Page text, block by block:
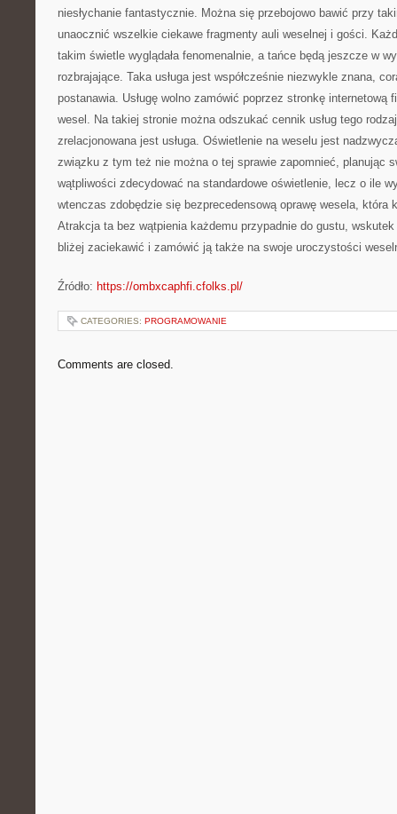
niesłychanie fantastycznie. Można się przebojowo bawić przy
unaocznić wszelkie ciekawe fragmenty auli weselnej i gości.
takim świetle wyglądała fenomenalnie, a tańce będą jeszcze w
rozbrajające. Taka usługa jest współcześnie niezwykle znana,
postanawia. Usługę wolno zamówić poprzez stronkę internetową
wesel. Na takiej stronie można odszukać cennik usług tego
zrelacjonowana jest usługa. Oświetlenie na weselu jest
związku z tym też nie można o tej sprawie zapomnieć, planując
wątpliwości zdecydować na standardowe oświetlenie, lecz o ile
wtenczas zdobędzie się bezprecedensową oprawę wesela, która
Atrakcja ta bez wątpienia każdemu przypadnie do gustu,
bliżej zaciekawić i zamówić ją także na swoje uroczystości
Źródło: https://ombxcaphfi.cfolks.pl/
CATEGORIES: PROGRAMOWANIE
Comments are closed.